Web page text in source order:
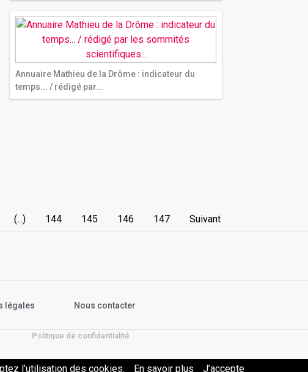
Annuaire Mathieu de la Drôme : indicateur du
temps... / rédigé par...
(...) 144 145 146 147 Suivant
légales Nous contacter
Politique de confidentialité
l’utilisation des cookies. En savoir plus J’accepte